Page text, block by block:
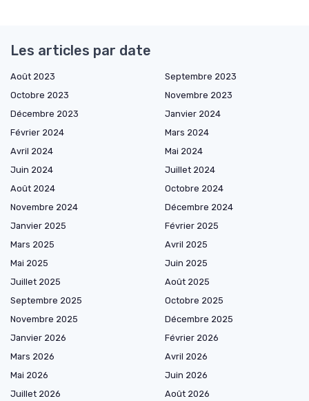
Les articles par date
Août 2023
Septembre 2023
Octobre 2023
Novembre 2023
Décembre 2023
Janvier 2024
Février 2024
Mars 2024
Avril 2024
Mai 2024
Juin 2024
Juillet 2024
Août 2024
Octobre 2024
Novembre 2024
Décembre 2024
Janvier 2025
Février 2025
Mars 2025
Avril 2025
Mai 2025
Juin 2025
Juillet 2025
Août 2025
Septembre 2025
Octobre 2025
Novembre 2025
Décembre 2025
Janvier 2026
Février 2026
Mars 2026
Avril 2026
Mai 2026
Juin 2026
Juillet 2026
Août 2026